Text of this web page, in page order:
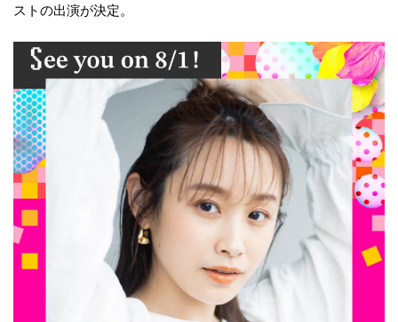
ストの出演が決定。